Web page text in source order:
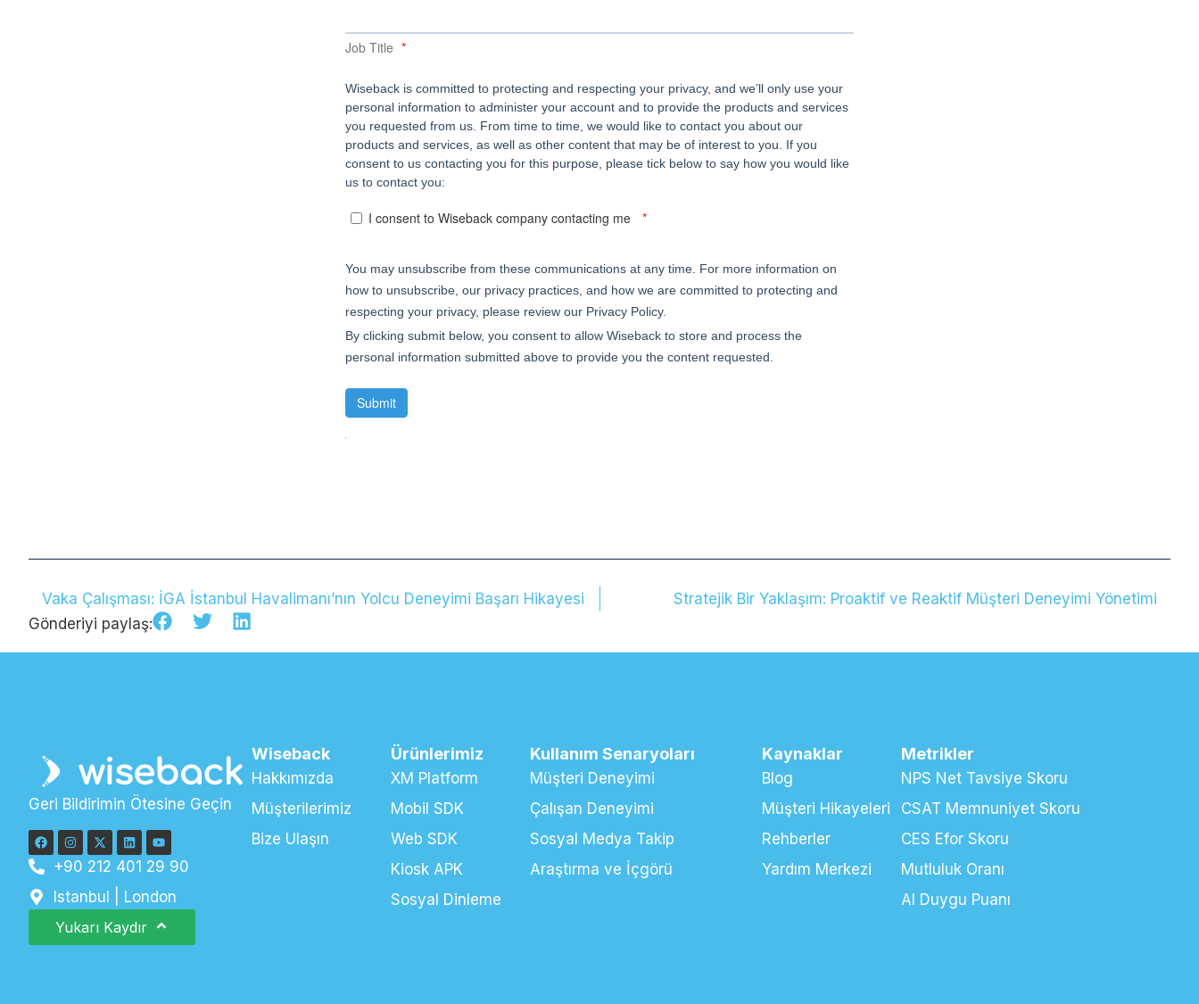
Vaka Çalışması: İGA İstanbul Havalimanı’nın Yolcu Deneyimi Başarı Hikayesi
Stratejik Bir Yaklaşım: Proaktif ve Reaktif Müşteri Deneyimi Yönetimi
Gönderiyi paylaş:
Geri Bildirimin Ötesine Geçin
+90 212 401 29 90
Istanbul | London
Yukarı Kaydır
Wiseback
Hakkımızda
Müşterilerimiz
Bize Ulaşın
Ürünlerimiz
XM Platform
Mobil SDK
Web SDK
Kiosk APK
Sosyal Dinleme
Kullanım Senaryoları
Müşteri Deneyimi
Çalışan Deneyimi
Sosyal Medya Takip
Araştırma ve İçgörü
Kaynaklar
Blog
Müşteri Hikayeleri
Rehberler
Yardım Merkezi
Metrikler
NPS Net Tavsiye Skoru
CSAT Memnuniyet Skoru
CES Efor Skoru
Mutluluk Oranı
AI Duygu Puanı